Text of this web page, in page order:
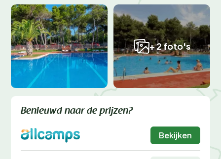
+ 2 foto's
Benieuwd naar de prijzen?
Bekijken